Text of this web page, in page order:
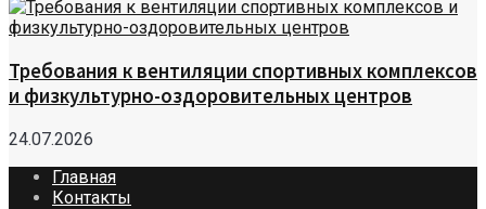
Требования к вентиляции спортивных комплексов
и физкультурно-оздоровительных центров
24.07.2026
Главная
Контакты